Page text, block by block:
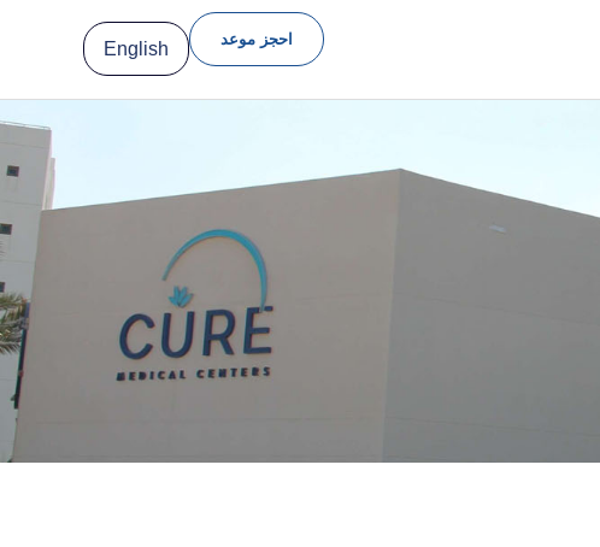
احجز موعد English